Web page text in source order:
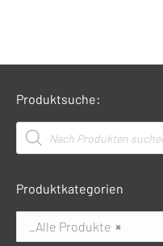
Produktsuche:
Products
search
Produktkategorien
×
_Alle Produkte